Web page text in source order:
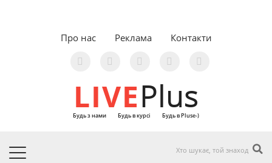
Про нас Реклама Контакти
LIVEPlus
Будь з нами Будь в курсі Будь в Pluse-)